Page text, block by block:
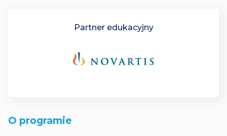
Partner edukacyjny
O programie